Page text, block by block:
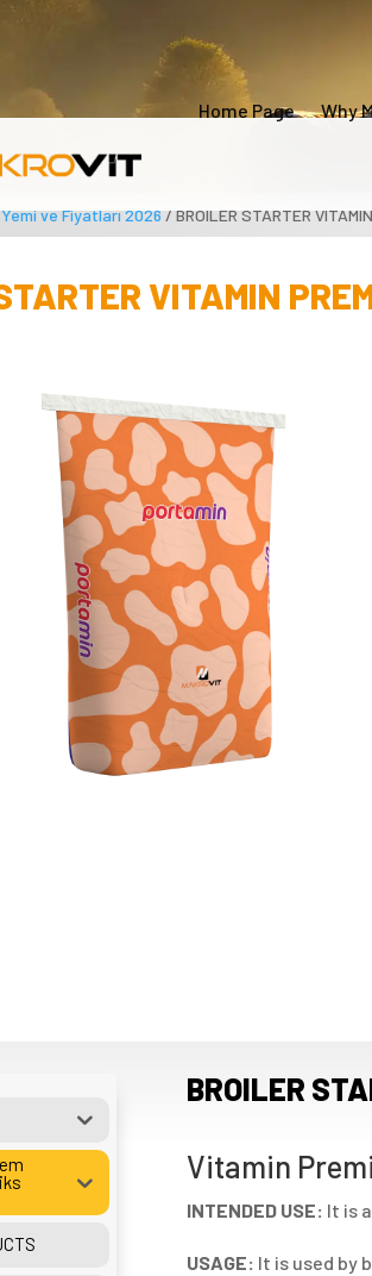
Home Page Why
ve Fiyatları 2026/ BROILER STARTER
VITAMIN
BROILER
Vitamin
INTENDED USE: It is
USAGE: It is used by